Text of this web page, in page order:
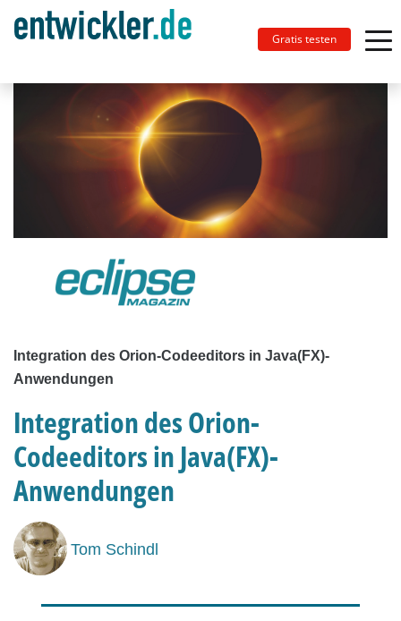
Gratis testen
Integration des Orion-Codeeditors in Java(FX)-
Anwendungen
Integration des Orion-
Codeeditors in Java(FX)-
Anwendungen
Tom Schindl